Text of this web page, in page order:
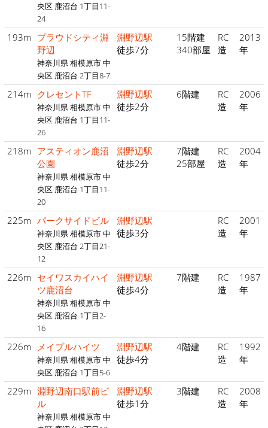
央区 鹿沼台 1丁目11-
24
193m プラウドシティ淵
野辺
神奈川県 相模原市 中
央区 鹿沼台 2丁目8-7
淵野辺駅
徒歩7分
15階建
340部屋
RC
造
2013
年
214m クレセントTF
神奈川県 相模原市 中
央区 鹿沼台 1丁目11-
26
淵野辺駅
徒歩2分
6階建
RC
造
2006
年
218m アスティオン鹿沼
公園
神奈川県 相模原市 中
央区 鹿沼台 1丁目11-
20
淵野辺駅
徒歩2分
7階建
25部屋
RC
造
2004
年
225m パークサイドビル
神奈川県 相模原市 中
央区 鹿沼台 2丁目21-
12
淵野辺駅
徒歩3分
RC
造
2001
年
226m セイワスカイハイ
ツ鹿沼台
神奈川県 相模原市 中
央区 鹿沼台 1丁目2-
16
淵野辺駅
徒歩4分
7階建
RC
造
1987
年
226m メイプルハイツ
神奈川県 相模原市 中
央区 鹿沼台 1丁目5-6
淵野辺駅
徒歩4分
4階建
RC
造
1992
年
229m 淵野辺南口駅前ビ
ル
神奈川県 相模原市 中
淵野辺駅
徒歩1分
3階建
RC
造
2008
年